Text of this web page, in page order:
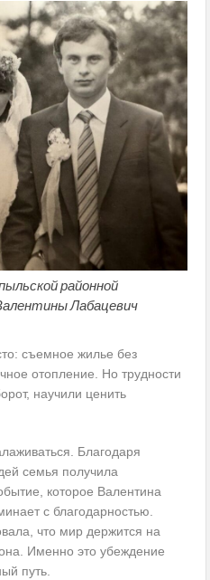
районной
Лабацевич
съемное жилье без
отопление. Но трудности
научили ценить
Благодаря
семья получила
которое Валентина
с благодарностью.
что мир держится на
Именно это убеждение
путь.